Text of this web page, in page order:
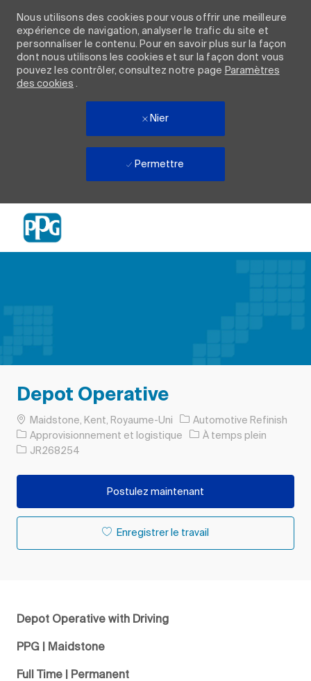
Nous utilisons des cookies pour vous offrir une meilleure
expérience de navigation, analyser le trafic du site et
personnaliser le contenu. Pour en savoir plus sur la façon
dont nous utilisons les cookies et sur la façon dont vous
pouvez les contrôler, consultez notre page Paramètres
des cookies .
Nier
Permettre
Depot Operative
Emplacement
Maidstone, Kent, Royaume-Uni
Automotive Refinish
Catégorie
Approvisionnement et logistique Type d’emploi
À temps plein
ID de l’emploi
JR268254
Postulez maintenant
Enregistrer le travail
Depot Operative with Driving
PPG | Maidstone
Full Time | Permanent